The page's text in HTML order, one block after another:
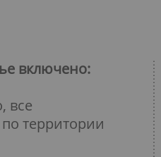
включено:
все
территории